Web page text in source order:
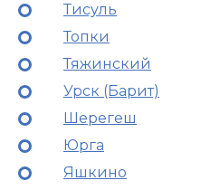
Тисуль
Топки
Тяжинский
Урск (Барит)
Шерегеш
Юрга
Яшкино